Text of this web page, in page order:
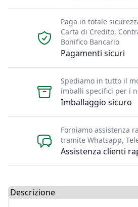
Pagamenti sicuri
Paga in totale
Carta di Credito,
Bonifico Bancario
Imballaggio sicuro
Spediamo in tutto il
imballi specifici per i
Assistenza clienti
Forniamo assistenza
tramite Whatsapp,
Select a tab